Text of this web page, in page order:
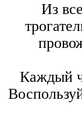
Из
Каждый